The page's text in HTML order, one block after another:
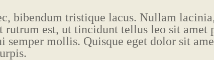
bibendum tristique lacus. Nullam lacinia,
rutrum est, ut tincidunt tellus leo sit amet
semper mollis. Quisque eget dolor sit